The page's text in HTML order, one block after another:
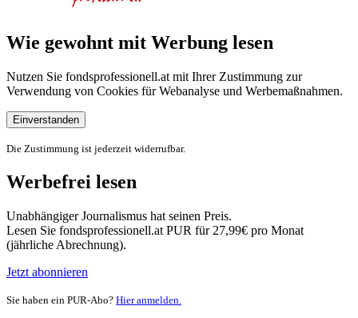
Wie gewohnt mit Werbung lesen
Nutzen Sie fondsprofessionell.at mit Ihrer Zustimmung zur
Verwendung von Cookies für Webanalyse und Werbemaßnahmen.
Einverstanden
Die Zustimmung ist jederzeit widerrufbar.
Werbefrei lesen
Unabhängiger Journalismus hat seinen Preis.
Lesen Sie fondsprofessionell.at PUR für 27,99€ pro Monat
(jährliche Abrechnung).
Jetzt abonnieren
Sie haben ein PUR-Abo? Hier anmelden.